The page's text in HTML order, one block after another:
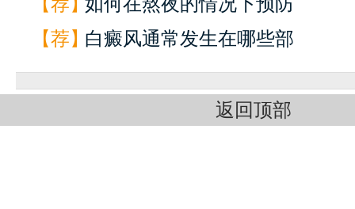
【荐】白癜风通常发生在哪些部
返回顶部